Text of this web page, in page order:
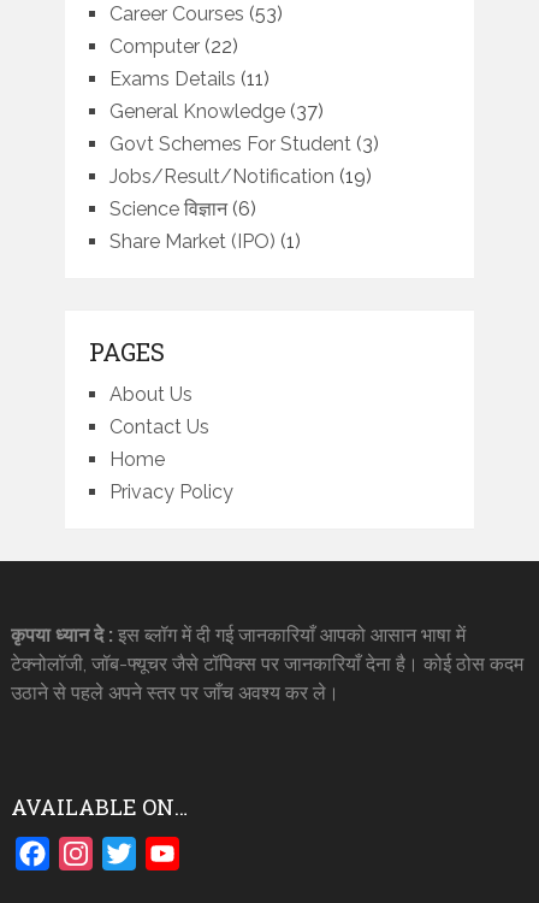
Career Courses (53)
Computer(22)
Exams Details (11)
General Knowledge(37)
Govt Schemes For Student (3)
Jobs/Result/Notification (19)
Science विज्ञान(6)
Share Market (IPO) (1)
PAGES
About Us
Contact Us
Home
Privacy Policy
कृपया ध्यान दे : इस ब्लॉग में दी गई जानकारियाँ आपको आसान भाषा में
टेक्नोलॉजी, जॉब-फ्यूचर जैसे टॉपिक्स पर जानकारियाँ देना है। कोई ठोस कदम
उठाने से पहले अपने स्तर पर जाँच अवश्य कर ले।
AVAILABLE ON…
FacebookInstagram
Twitter